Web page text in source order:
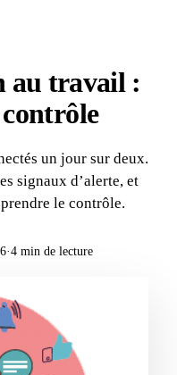
au travail :
un jour sur deux.
signaux d’alerte, et
le contrôle.
·4 min de lecture